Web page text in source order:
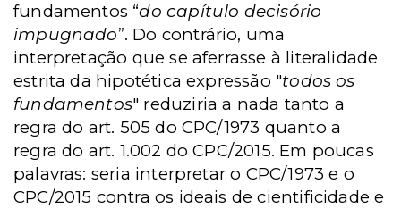
fundamentos “do capítulo decisório
impugnado”. Do contrário, uma
interpretação que se aferrasse à literalidade
estrita da hipotética expressão "todos os
fundamentos" reduziria a nada tanto a
regra do art. 505 do CPC/1973 quanto a
regra do art. 1.002 do CPC/2015. Em poucas
palavras: seria interpretar o CPC/1973 e o
CPC/2015 contra os ideais de cientificidade e